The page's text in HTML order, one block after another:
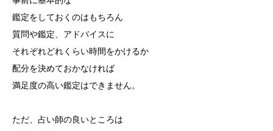
鑑定をしておくのはもちろん
質問や鑑定、アドバイスに
それぞれどれくらい時間をかけるか
配分を決めておかなければ
満足度の高い鑑定はできません。
ただ、占い師の良いところは